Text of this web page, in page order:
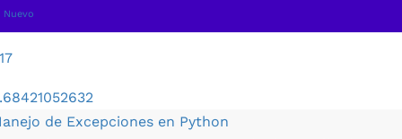
Nuevo
de Excepciones en Python